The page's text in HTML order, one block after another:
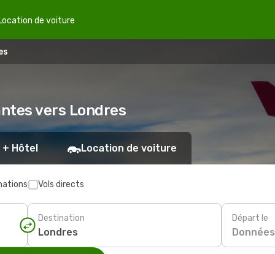
de voiture
vers Londres
+ Hôtel Location de voiture
Vols directs
Destination Départ le
Données